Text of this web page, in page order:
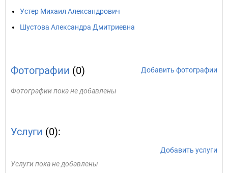
Устер Михаил Александрович
Шустова Александра Дмитриевна
Фотографии (0) Добавить фотографии
Фотографии пока не добавлены
Услуги (0):
Добавить услуги
Услуги пока не добавлены